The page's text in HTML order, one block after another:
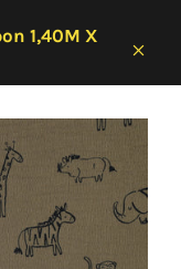
1,40M X